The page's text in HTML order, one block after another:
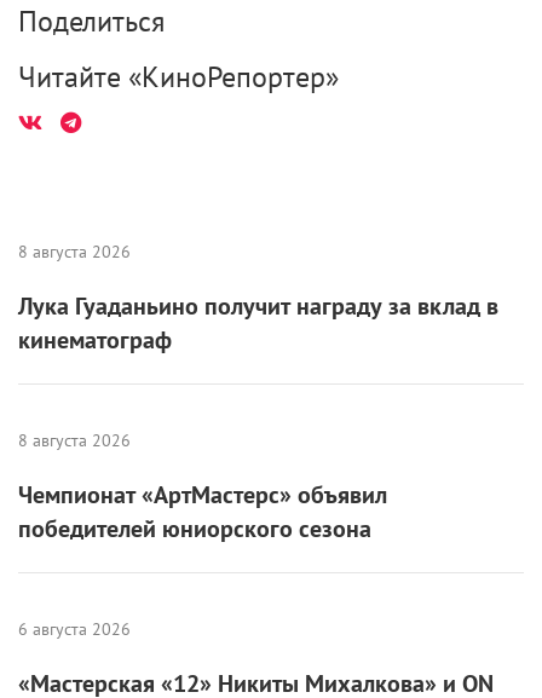
Поделиться
Читайте «КиноРепортер»
8 августа 2026
Лука Гуаданьино получит награду за вклад в
кинематограф
8 августа 2026
Чемпионат «АртМастерс» объявил
победителей юниорского сезона
6 августа 2026
«Мастерская «12» Никиты Михалкова» и ON